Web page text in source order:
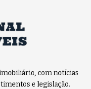
com notícias
e legislação.